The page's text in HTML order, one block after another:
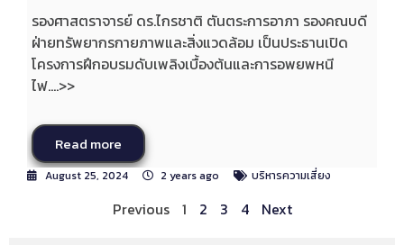
รองศาสตราจารย์ ดร.ไกรชาติ ตันตระการอาภา รองคณบดี
ฝ่ายทรัพยากรกายภาพและสิ่งแวดล้อม เป็นประธานเปิด
โครงการฝึกอบรมดับเพลิงเบื้องต้นและการอพยพหนี
ไฟ....>>
Read more
August 25, 2024 2 years ago บริหารความเสี่ยง
Previous 1 2 3 4 Next